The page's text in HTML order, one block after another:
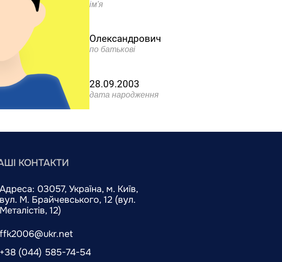
ім'я
Олександрович
по батькові
28.09.2003
дата народження
КОНТАКТИ
Адреса: 03057, Україна, м. Київ,
вул. М. Брайчевського, 12 (вул.
Металістів, 12)
ffk2006@ukr.net
+38 (044) 585-74-54